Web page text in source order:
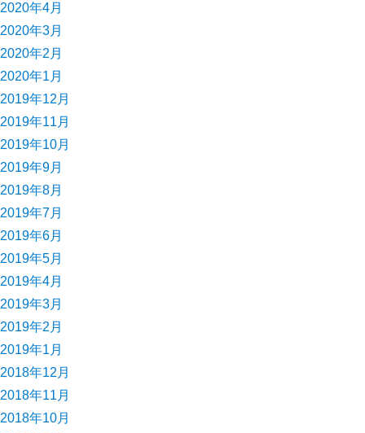
2020年4月
2020年3月
2020年2月
2020年1月
2019年12月
2019年11月
2019年10月
2019年9月
2019年8月
2019年7月
2019年6月
2019年5月
2019年4月
2019年3月
2019年2月
2019年1月
2018年12月
2018年11月
2018年10月